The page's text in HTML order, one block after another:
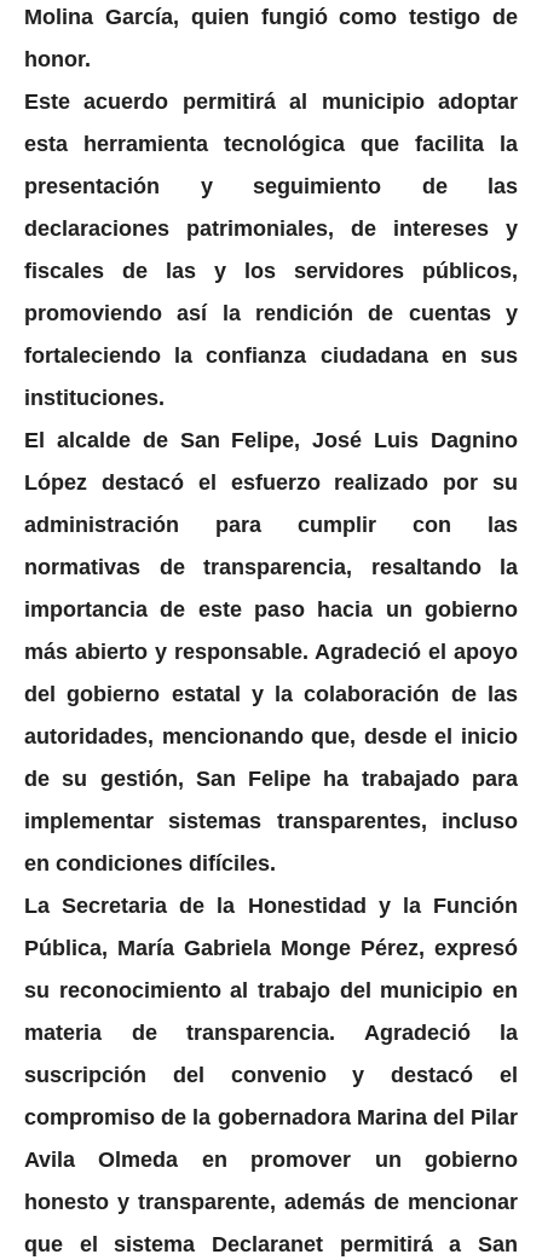
Molina García, quien fungió como testigo de
honor.
Este acuerdo permitirá al municipio adoptar
esta herramienta tecnológica que facilita la
presentación y seguimiento de las
declaraciones patrimoniales, de intereses y
fiscales de las y los servidores públicos,
promoviendo así la rendición de cuentas y
fortaleciendo la confianza ciudadana en sus
instituciones.
El alcalde de San Felipe, José Luis Dagnino
López destacó el esfuerzo realizado por su
administración para cumplir con las
normativas de transparencia, resaltando la
importancia de este paso hacia un gobierno
más abierto y responsable. Agradeció el apoyo
del gobierno estatal y la colaboración de las
autoridades, mencionando que, desde el inicio
de su gestión, San Felipe ha trabajado para
implementar sistemas transparentes, incluso
en condiciones difíciles.
La Secretaria de la Honestidad y la Función
Pública, María Gabriela Monge Pérez, expresó
su reconocimiento al trabajo del municipio en
materia de transparencia. Agradeció la
suscripción del convenio y destacó el
compromiso de la gobernadora Marina del Pilar
Avila Olmeda en promover un gobierno
honesto y transparente, además de mencionar
que el sistema Declaranet permitirá a San